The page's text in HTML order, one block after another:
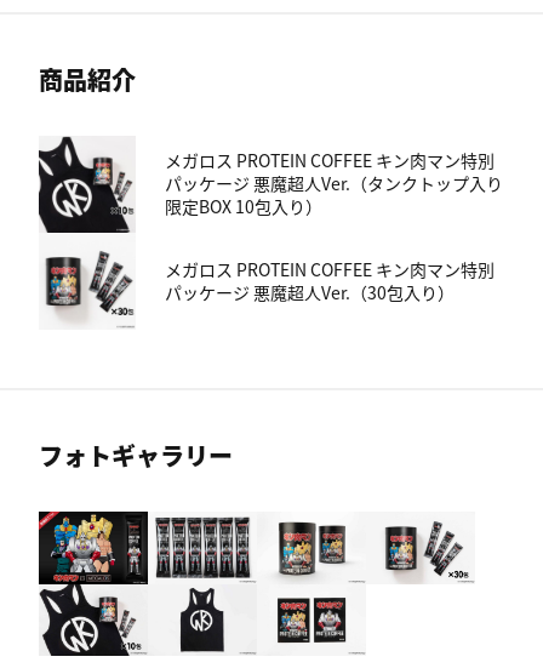
商品紹介
メガロス PROTEIN COFFEE キン肉マン特別
パッケージ 悪魔超人Ver.（タンクトップ入り
限定BOX 10包入り）
メガロス PROTEIN COFFEE キン肉マン特別
パッケージ 悪魔超人Ver.（30包入り）
フォトギャラリー